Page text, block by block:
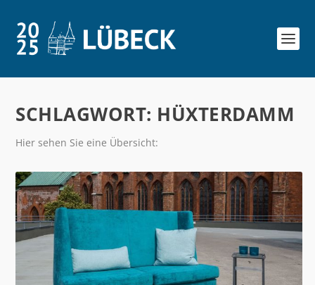
SCHLAGWORT: HÜXTERDAMM
Hier sehen Sie eine Übersicht: